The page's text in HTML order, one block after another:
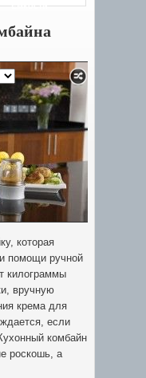
Емкости
которая
помощи ручной
килограммы
вручную
крема для
если
комбайн
роскошь, а